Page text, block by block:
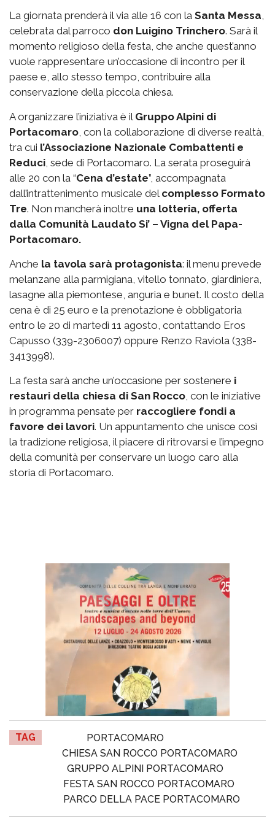
La giornata prenderà il via alle 16 con la Santa Messa
celebrata dal parroco don Luigino Trinchero. Sarà il
momento religioso della festa, che anche quest’anno
vuole rappresentare un’occasione di incontro per il
paese e, allo stesso tempo, contribuire alla
conservazione della piccola chiesa.
A organizzare l’iniziativa è il Gruppo Alpini di
Portacomaro , con la collaborazione di diverse realtà,
tra cui l’Associazione Nazionale Combattenti e
Reduci , sede di Portacomaro. La serata proseguirà
alle 20 con la “Cena d’estate”, accompagnata
dall’intrattenimento musicale del complesso Formato
Tre. Non mancherà inoltre una lotteria, offerta
dalla Comunità Laudato Si’ – Vigna del Papa-
Portacomaro.
Anche la tavola sarà protagonista: il menu prevede
melanzane alla parmigiana, vitello tonnato, giardiniera,
lasagne alla piemontese, anguria e bunet. Il costo della
cena è di 25 euro e la prenotazione è obbligatoria
entro le 20 di martedì 11 agosto, contattando Eros
Capusso (339-2306007) oppure Renzo Raviola (338-
3413998).
La festa sarà anche un’occasione per sostenere i
restauri della chiesa di San Rocco , con le iniziative
in programma pensate per raccogliere fondi a
favore dei lavori. Un appuntamento che unisce così
la tradizione religiosa, il piacere di ritrovarsi e l’impegno
della comunità per conservare un luogo caro alla
storia di Portacomaro.
TAG
PORTACOMARO
CHIESA SAN ROCCO PORTACOMARO
GRUPPO ALPINI PORTACOMARO
FESTA SAN ROCCO PORTACOMARO
PARCO DELLA PACE PORTACOMARO